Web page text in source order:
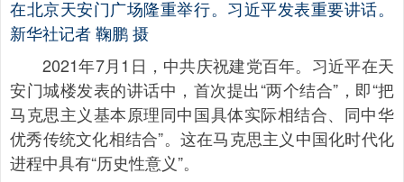
在北京天安门广场隆重举行。习近平发表重要讲话。
新华社记者 鞠鹏 摄
2021年7月1日，中共庆祝建党百年。习近平在天
安门城楼发表的讲话中，首次提出“两个结合”，即“把
马克思主义基本原理同中国具体实际相结合、同中华
优秀传统文化相结合”。这在马克思主义中国化时代化
进程中具有“历史性意义”。